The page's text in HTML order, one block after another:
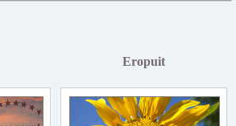
Eropuit